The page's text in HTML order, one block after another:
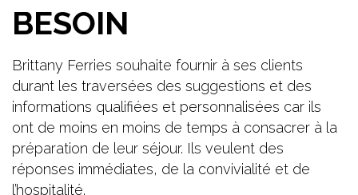
BESOIN
Brittany Ferries souhaite fournir à ses clients
durant les traversées des suggestions et des
informations qualifiées et personnalisées car ils
ont de moins en moins de temps à consacrer à la
préparation de leur séjour. Ils veulent des
réponses immédiates, de la convivialité et de
l’hospitalité.